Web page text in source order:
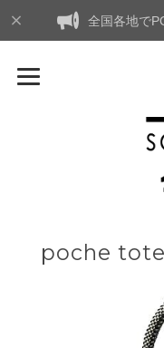
全国各地で
poche tote